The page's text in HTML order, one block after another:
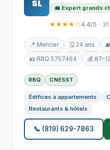
SL 💼 Expert grands
★★★★☆4.4/5 ·
📍 Mercier 🗓️ 24 ans
🪪 RBQ 5757464
💰
RBQ CNESST
Édifices à appartements
Restaurants & hôtels
📞 (819) 629-7863